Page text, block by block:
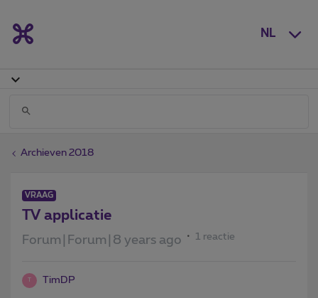
NL
Archieven 2018
VRAAG
TV applicatie
Forum|Forum|8 years ago 1 reactie
TimDP